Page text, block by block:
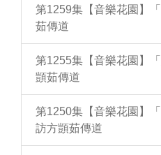
第1259集【音樂花園】
茹傳道
第1255集【音樂花園】
顗茹傳道
第1250集【音樂花園】
訪方顗茹傳道